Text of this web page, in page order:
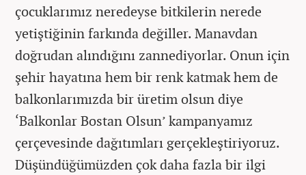
çocuklarımız neredeyse bitkilerin nerede
yetiştiğinin farkında değiller. Manavdan
doğrudan alındığını zannediyorlar. Onun için
şehir hayatına hem bir renk katmak hem de
balkonlarımızda bir üretim olsun diye
‘Balkonlar Bostan Olsun’ kampanyamız
çerçevesinde dağıtımları gerçekleştiriyoruz.
Düşündüğümüzden çok daha fazla bir ilgi